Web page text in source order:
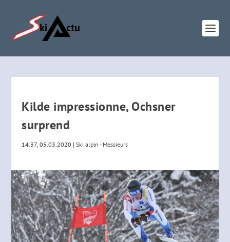
Kilde impressionne, Ochsner
surprend
14:37, 05.03.2020 |Ski alpin - Messieurs